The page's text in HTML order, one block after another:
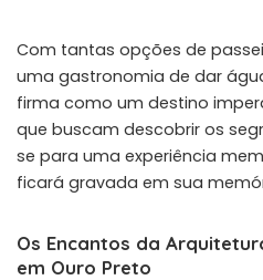
Com tantas opções de
uma gastronomia de dar
firma como um destino
que buscam descobrir os
se para uma experiência
ficará gravada em sua
Os Encantos da
em Ouro Preto